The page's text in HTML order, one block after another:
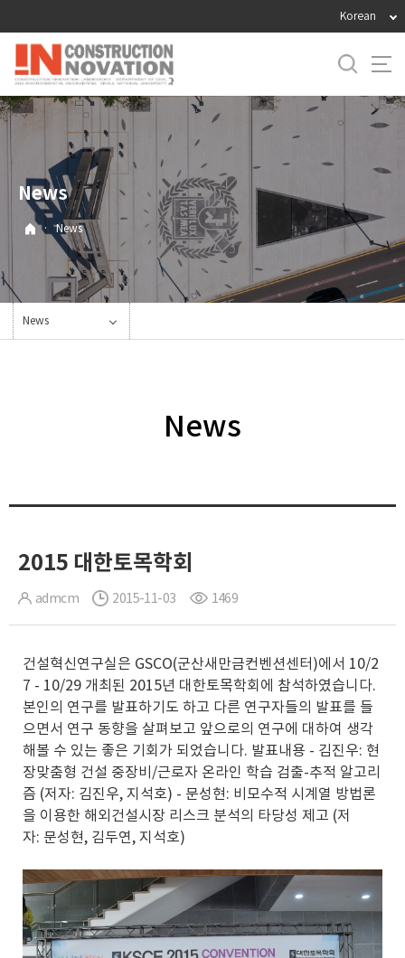
로
메
뉴
Korean
News
· News
News
News
2015 대한토목학회
admcm 2015-11-03 1469
건설혁신연구실은 GSCO(군산새만금컨벤션센터)에서 10/2
7 - 10/29 개최된 2015년 대한토목학회에 참석하였습니다.
본인의 연구를 발표하기도 하고 다른 연구자들의 발표를 들
으면서 연구 동향을 살펴보고 앞으로의 연구에 대하여 생각
해볼 수 있는 좋은 기회가 되었습니다. 발표내용 - 김진우: 현
장맞춤형 건설 중장비/근로자 온라인 학습 검출-추적 알고리
즘 (저자: 김진우, 지석호) - 문성현: 비모수적 시계열 방법론
을 이용한 해외건설시장 리스크 분석의 타당성 제고 (저
자: 문성현, 김두연, 지석호)